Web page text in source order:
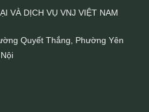
VÀ DỊCH VỤ VNJ VIỆT NAM
Quyết Thắng, Phường Yên